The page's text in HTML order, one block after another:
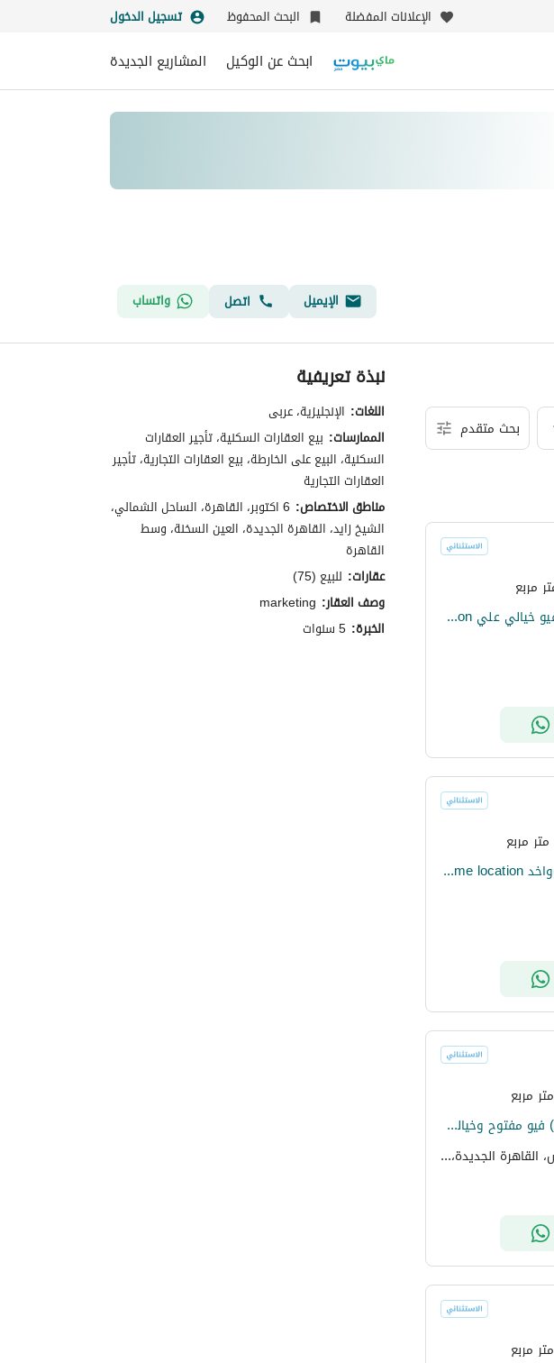
الإعلانات المفضلة البحث المحفوظ تسجيل الدخول
ابحث عن الوكيل المشاريع الجديدة
الإيميل اتصل واتساب
بحث متقدم
فيلا للبيع متشطب luxury high end بفيو خيالي علي lagoon في كمبوند طلاله Talala امام مدينتي Madinaty و سوديك ايست sodic east
شاليه للبيع ( استلام فوري) دابل فيو وواخد prime location في لافيستا في العين السخنه lavista el sokhna
استاند الون شقه للبيع ( استلام فوري ) فيو مفتوح وخيالي بالتقسيط في كمبوند ديستركت 5 في التجمع الخامس بجوار نيو قطاميه
كومباوند ديستريكت 5، التجمع الخامس، القاهرة الجديدة، القاهرة
نبذة تعريفية
اللغات: الإنجليزية، عربى
الممارسات: بيع العقارات السكنية، تأجير العقارات
السكنية، البيع على الخارطة، بيع العقارات التجارية، تأجير
العقارات التجارية
مناطق الاختصاص:
6 اكتوبر، القاهرة، الساحل الشمالي،
الشيخ زايد، القاهرة الجديدة، العين السخنة، وسط
القاهرة
عقارات: للبيع (75)
وصف العقار: marketing
الخبرة: 5 سنوات